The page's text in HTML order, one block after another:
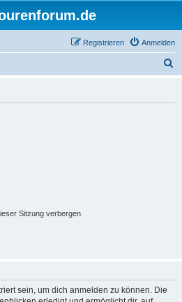
Anmelden
Registrieren
Sitzung verbergen
sein, um dich anmelden zu können. Die